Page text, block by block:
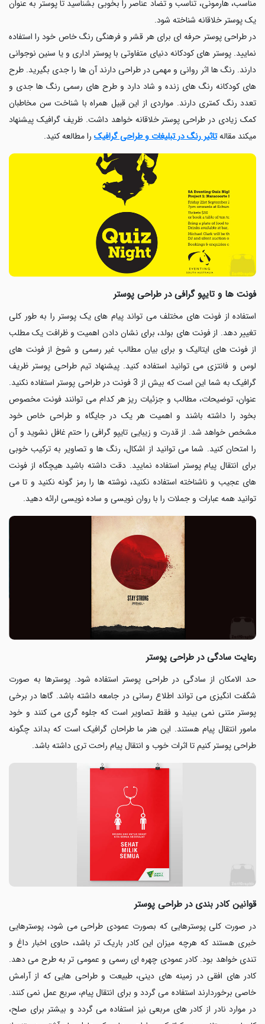
مناسب، هارمونی، تناسب و تضاد عناصر را بخوبی بشناسید تا پوستر به عنوان
یک پوستر خلاقانه شناخته شود.
در طراحی پوستر حرفه ای برای هر قشر و فرهنگی رنگ خاص خود را استفاده
نمایید. پوستر های کودکانه دنیای متفاوتی با پوستر اداری و یا سنین نوجوانی
دارند. رنگ ها اثر روانی و مهمی در طراحی دارند آن ها را جدی بگیرید. طرح
های کودکانه رنگ های زنده و شاد دارد و طرح های رسمی رنگ ها جدی و
تعدد رنگ کمتری دارند. مواردی از این قبیل همراه با شناخت سن مخاطبان
کمک زیادی در طراحی پوستر خلاقانه خواهد داشت.ظریف گرافیک پیشنهاد
میکند مقالهتاثیر رنگ در تبلیغات و طراحی گرافیک را مطالعه کنید.
فونت ها و تایپو گرافی در طراحی پوستر
استفاده از فونت های مختلف می تواند پیام های یک پوستر را به طور کلی
تغییر دهد. از فونت های بولد، برای نشان دادن اهمیت و ظرافت یک مطلب
از فونت های ایتالیک و برای بیان مطالب غیر رسمی و شوخ از فونت های
لوس و فانتزی می توانید استفاده کنید. پیشنهاد تیم طراحی پوستر ظریف
گرافیک به شما این است که بیش از 3 فونت در طراحی پوستر استفاده نکنید.
عنوان، توضیحات، مطالب و جزئیات ریز هر کدام می توانند فونت مخصوص
بخود را داشته باشند و اهمیت هر یک در جایگاه و طراحی خاص خود
مشخص خواهد شد. از قدرت و زیبایی تایپو گرافی را حتم غافل نشوید و آن
را امتحان کنید. شما می توانید از اشکال، رنگ ها و تصاویر به ترکیب خوبی
برای انتقال پیام پوستر استفاده نمایید. دقت داشته باشید هیچگاه از فونت
های عجیب و ناشناخته استفاده نکنید، نوشته ها را رمز گونه نکنید و تا می
توانید همه عبارات و جملات را با روان نویسی و ساده نویسی ارائه دهید.
رعایت سادگی در طراحی پوستر
حد الامکان از سادگی در طراحی پوستر استفاده شود. پوسترها به صورت
شگفت انگیزی می تواند اطلاع رسانی در جامعه داشته باشد. گاها در برخی
پوستر متنی نمی بینید و فقط تصاویر است که جلوه گری می کنند و خود
مامور انتقال پیام هستند. این هنر ما طراحان گرافیک است که بداند چگونه
طراحی پوستر کنیم تا اثرات خوب و انتقال پیام راحت تری داشته باشد.
قوانین کادر بندی در طراحی پوستر
در صورت کلی پوسترهایی که بصورت عمودی طراحی می شود، پوسترهایی
خبری هستند که هرچه میزان این کادر باریک تر باشد، حاوی اخبار داغ و
تندی خواهد بود. کادر عمودی چهره ای رسمی و عمومی تر به طرح می دهد.
کادر های افقی در زمینه های دینی، طبیعت و طراحی هایی که از آرامش
خاصی برخوردارند استفاده می گردد و برای انتقال پیام، سریع عمل نمی کنند.
در موارد نادر از کادر های مربعی نیز استفاده می گردد و بیشتر برای صلح،